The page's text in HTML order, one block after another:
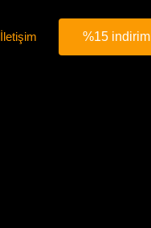
İletişim %15 indirim